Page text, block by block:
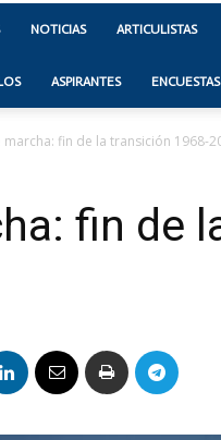
NOTICIAS ARTICULISTAS
ASPIRANTES ENCUESTAS
marcha: fin de la transición 1968-
fin de